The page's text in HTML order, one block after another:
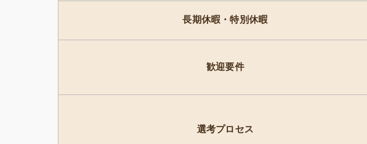
長期休暇・特別休暇
歓迎要件
選考プロセス